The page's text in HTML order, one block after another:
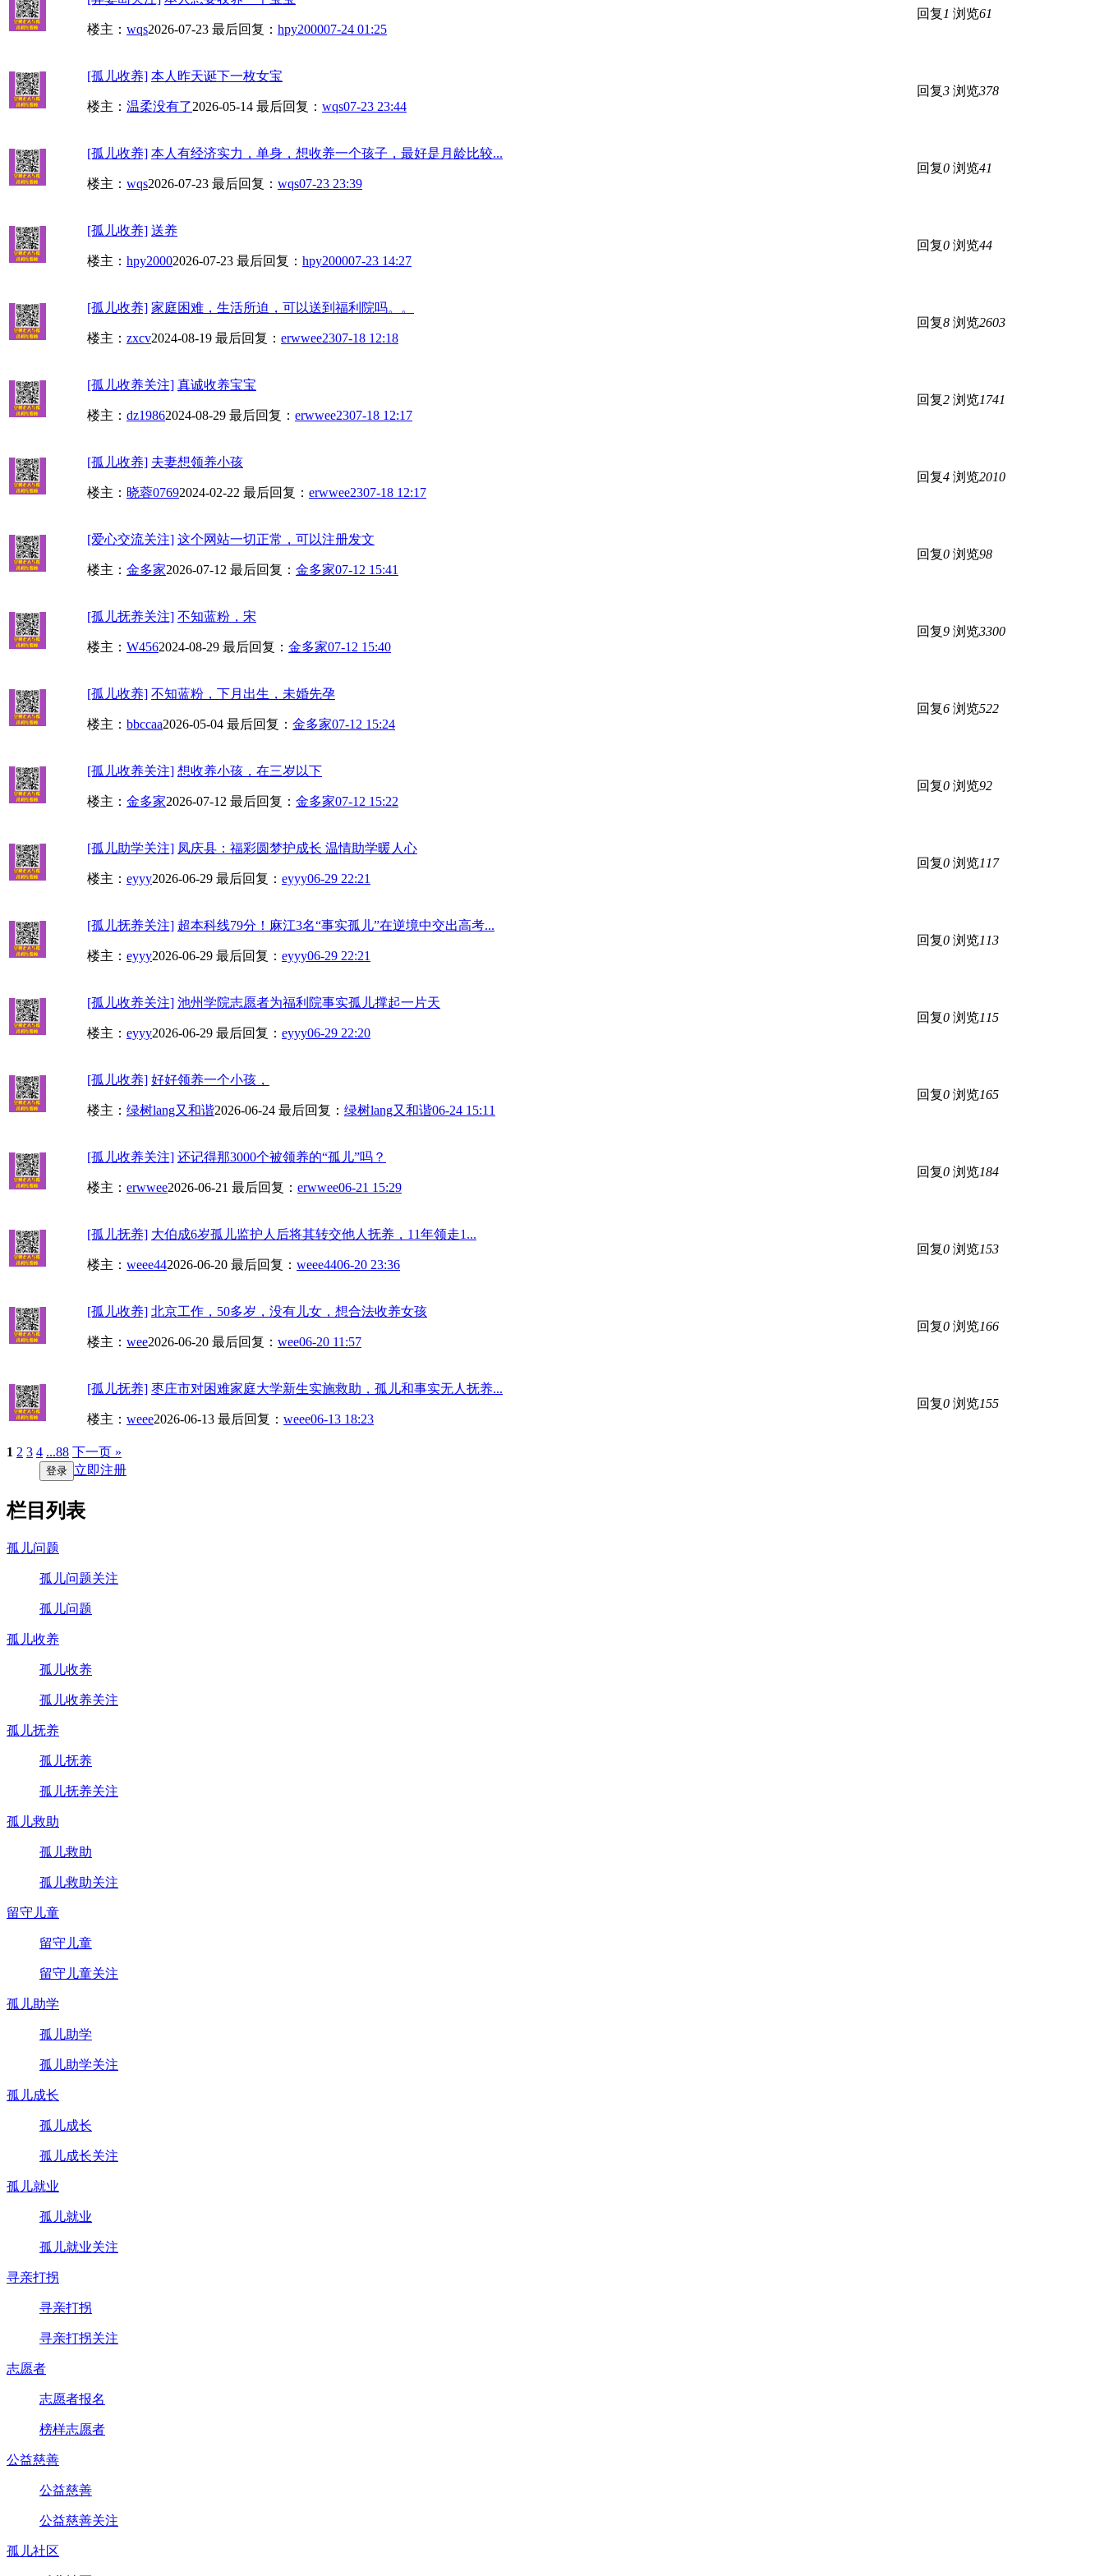
楼主： wqs2026-07-23 最后回复： hpy200007-24 01:25
回复 1 浏览61
[孤儿收养] 本人昨天诞下一枚女宝
楼主： 温柔没有了2026-05-14 最后回复： wqs07-23 23:44
回复3 浏览378
[孤儿收养] 本人有经济实力，单身，想收养一个孩子，最好是月龄比较...
楼主： wqs2026-07-23 最后回复： wqs07-23 23:39
回复0 浏览41
[孤儿收养] 送养
楼主： hpy20002026-07-23 最后回复： hpy200007-23 14:27
回复0 浏览44
[孤儿收养] 家庭困难，生活所迫，可以送到福利院吗。。
楼主： zxcv2024-08-19 最后回复： erwwee2307-18 12:18
回复8 浏览2603
[孤儿收养关注] 真诚收养宝宝
楼主： dz19862024-08-29 最后回复： erwwee2307-18 12:17
回复2 浏览1741
[孤儿收养] 夫妻想领养小孩
楼主： 晓蓉07692024-02-22 最后回复： erwwee2307-18 12:17
回复4 浏览2010
[爱心交流关注] 这个网站一切正常，可以注册发文
楼主： 金多家2026-07-12 最后回复： 金多家07-12 15:41
回复0 浏览98
[孤儿抚养关注] 不知蓝粉，宋
楼主： W4562024-08-29 最后回复： 金多家07-12 15:40
回复9 浏览3300
[孤儿收养] 不知蓝粉，下月出生，未婚先孕
楼主： bbccaa2026-05-04 最后回复： 金多家07-12 15:24
回复6 浏览522
[孤儿收养关注] 想收养小孩，在三岁以下
楼主： 金多家2026-07-12 最后回复： 金多家07-12 15:22
回复0 浏览92
[孤儿助学关注] 凤庆县：福彩圆梦护成长 温情助学暖人心
楼主： eyyy2026-06-29 最后回复： eyyy06-29 22:21
回复0 浏览117
[孤儿抚养关注] 超本科线79分！麻江3名“事实孤儿”在逆境中交出高考...
楼主： eyyy2026-06-29 最后回复： eyyy06-29 22:21
回复0 浏览113
[孤儿收养关注] 池州学院志愿者为福利院事实孤儿撑起一片天
楼主： eyyy2026-06-29 最后回复： eyyy06-29 22:20
回复0 浏览115
[孤儿收养] 好好领养一个小孩，
楼主： 绿树lang又和谐2026-06-24 最后回复： 绿树lang又和谐06-24 15:11
回复0 浏览165
[孤儿收养关注] 还记得那3000个被领养的“孤儿”吗？
楼主： erwwee2026-06-21 最后回复： erwwee06-21 15:29
回复0 浏览184
[孤儿抚养] 大伯成6岁孤儿监护人后将其转交他人抚养，11年领走1...
楼主： weee442026-06-20 最后回复： weee4406-20 23:36
回复0 浏览153
[孤儿收养] 北京工作，50多岁，没有儿女，想合法收养女孩
楼主： wee2026-06-20 最后回复： wee06-20 11:57
回复0 浏览166
[孤儿抚养] 枣庄市对困难家庭大学新生实施救助，孤儿和事实无人抚养...
楼主： weee2026-06-13 最后回复： weee06-13 18:23
回复0 浏览155
1 2 3 4 ...88 下一页 »
登录 立即注册
栏目列表
孤儿问题
孤儿问题关注
孤儿问题
孤儿收养
孤儿收养
孤儿收养关注
孤儿抚养
孤儿抚养
孤儿抚养关注
孤儿救助
孤儿救助
孤儿救助关注
留守儿童
留守儿童
留守儿童关注
孤儿助学
孤儿助学
孤儿助学关注
孤儿成长
孤儿成长
孤儿成长关注
孤儿就业
孤儿就业
孤儿就业关注
寻亲打拐
寻亲打拐
寻亲打拐关注
志愿者
志愿者报名
榜样志愿者
公益慈善
公益慈善
公益慈善关注
孤儿社区